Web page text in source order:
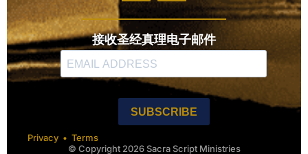
接收圣经真理电子邮件
Privacy• Terms
© Copyright 2026 Sacra Script Ministries